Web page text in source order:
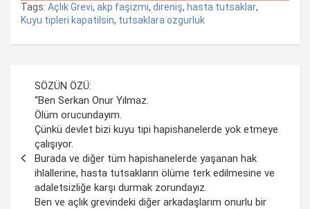
Tags: Açlık Grevi, akp faşizmi, direniş, hasta tutsaklar,
Kuyu tipleri kapatilsin, tutsaklara ozgurluk
dolaşımı
SÖZÜN ÖZÜ:
“Ben Serkan Onur Yılmaz.
Ölüm orucundayım.
Çünkü devlet bizi kuyu tipi hapishanelerde yok etmeye
çalışıyor.
Burada ve diğer tüm hapishanelerde yaşanan hak
ihlallerine, hasta tutsakların ölüme terk edilmesine ve
adaletsizliğe karşı durmak zorundayız.
Ben ve açlık grevindeki diğer arkadaşlarım onurlu bir